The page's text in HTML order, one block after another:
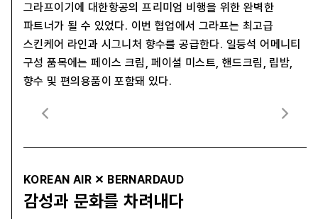
그라프이기에 대한항공의 프리미엄 비행을 위한 완벽한
파트너가 될 수 있었다. 이번 협업에서 그라프는 최고급
스킨케어 라인과 시그니처 향수를 공급한다. 일등석 어메니티
구성 품목에는 페이스 크림, 페이셜 미스트, 핸드크림, 립밤,
향수 및 편의용품이 포함돼 있다.
KOREAN AIR ✕ BERNARDAUD
감성과 문화를 차려내다